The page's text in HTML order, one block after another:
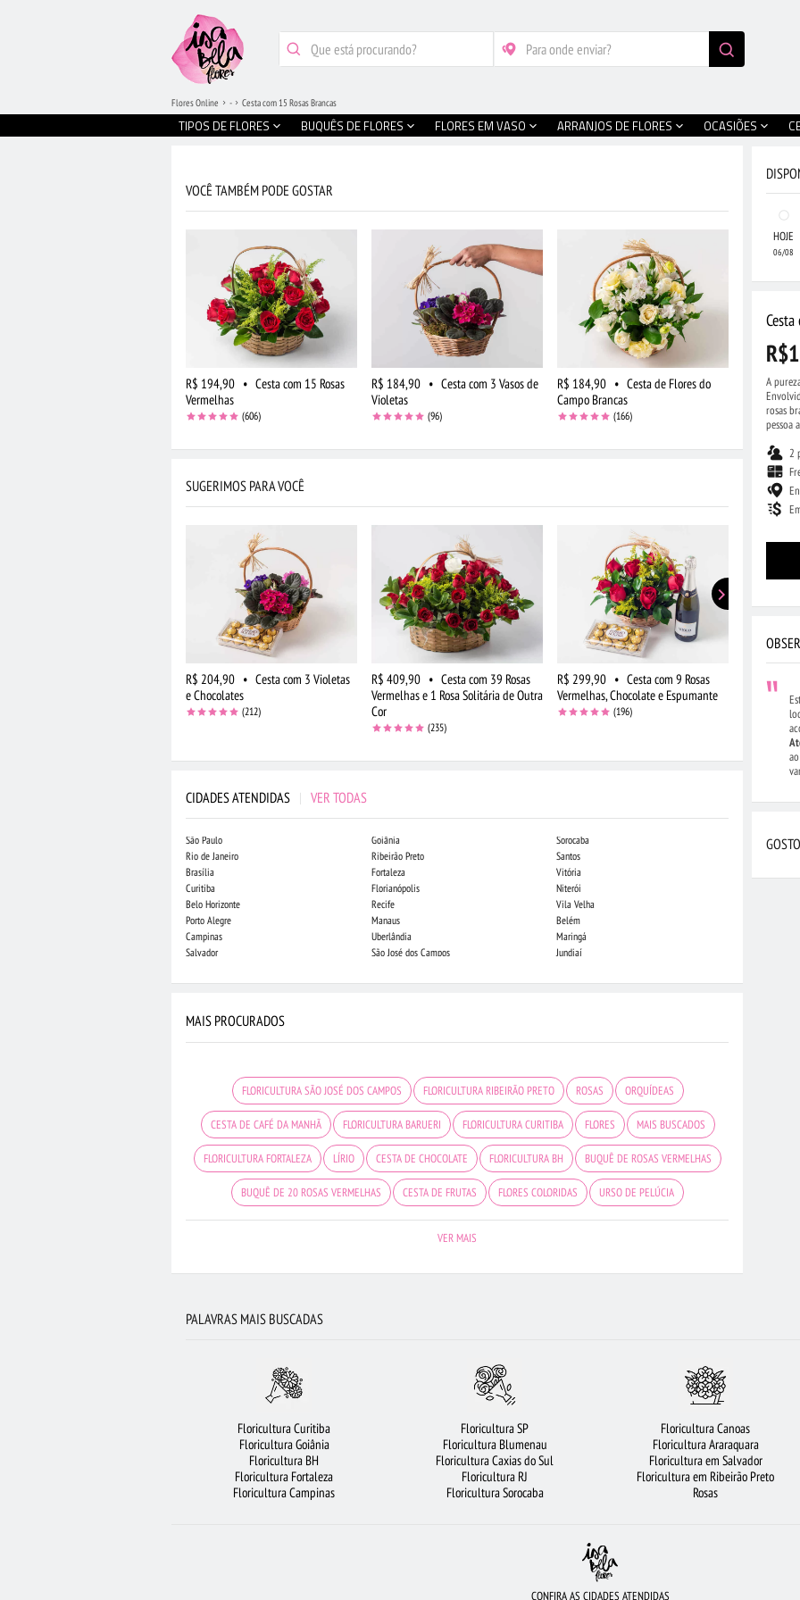
TIPOS DE FLORES BUQUÊS DE FLORES FLORES EM VASO ARRANJOS DE FLORES OCASIÕES
Flores Online - Cesta com 15 Rosas Brancas
VOCÊ TAMBÉM PODE GOSTAR
R$ 194,90 • Cesta com 15 Rosas
Vermelhas
(606)
R$ 184,90 • Cesta com 3 Vasos de
Violetas
(96)
R$ 184,90 • Cesta de Flores do
Campo Brancas
(166)
SUGERIMOS PARA VOCÊ
R$ 204,90 • Cesta com 3 Violetas
e Chocolates
(212)
R$ 409,90 • Cesta com 39 Rosas
Vermelhas e 1 Rosa Solitária de Outra
Cor
(235)
R$ 299,90 • Cesta com 9 Rosas
Vermelhas, Chocolate e Espumante
(196)
R$ 314,90
Chocolate
CIDADES ATENDIDAS | VER TODAS
São Paulo
Rio de Janeiro
Brasília
Curitiba
Belo Horizonte
Porto Alegre
Campinas
Salvador
Goiânia
Ribeirão Preto
Fortaleza
Florianópolis
Recife
Manaus
Uberlândia
São José dos Campos
Sorocaba
Santos
Vitória
Niterói
Vila Velha
Belém
Maringá
Jundiaí
Campo Grande
MAIS PROCURADOS
FLORICULTURA SÃO JOSÉ DOS CAMPOS FLORICULTURA RIBEIRÃO PRETO ROSAS ORQUÍDEAS
CESTA DE CAFÉ DA MANHÃ FLORICULTURA BARUERI FLORICULTURA CURITIBA FLORES MAIS BUSCADOS
FLORICULTURA FORTALEZA LÍRIO CESTA DE CHOCOLATE FLORICULTURA BH BUQUÊ DE ROSAS VERMELHAS
BUQUÊ DE 20 ROSAS VERMELHAS CESTA DE FRUTAS FLORES COLORIDAS URSO DE PELÚCIA
FLORICULTURA MANAUS
FLORICULTURA NITERÓI
BUQUÊ DE 12 ROSAS VERMELHAS FLORICULTURA RECIFE
RAMALHETE DE FLORES FLORICULTURA OSASCO FLORES DO CAMPO FLORICULTURA BELÉM
BUQUÊS DE FLORES ARRANJO DE FLORES COROA DE FLORES
VER MAIS
HOJE
06/08
A
rosas
pessoa
2
PALAVRAS MAIS BUSCADAS
Floricultura Curitiba
Floricultura Goiânia
Floricultura BH
Floricultura Fortaleza
Floricultura Campinas
Floricultura SP
Floricultura Blumenau
Floricultura Caxias do Sul
Floricultura RJ
Floricultura Sorocaba
Floricultura Canoas
Floricultura Araraquara
Floricultura em Salvador
Floricultura em Ribeirão Preto
Rosas
CONFIRA AS CIDADES ATENDIDAS